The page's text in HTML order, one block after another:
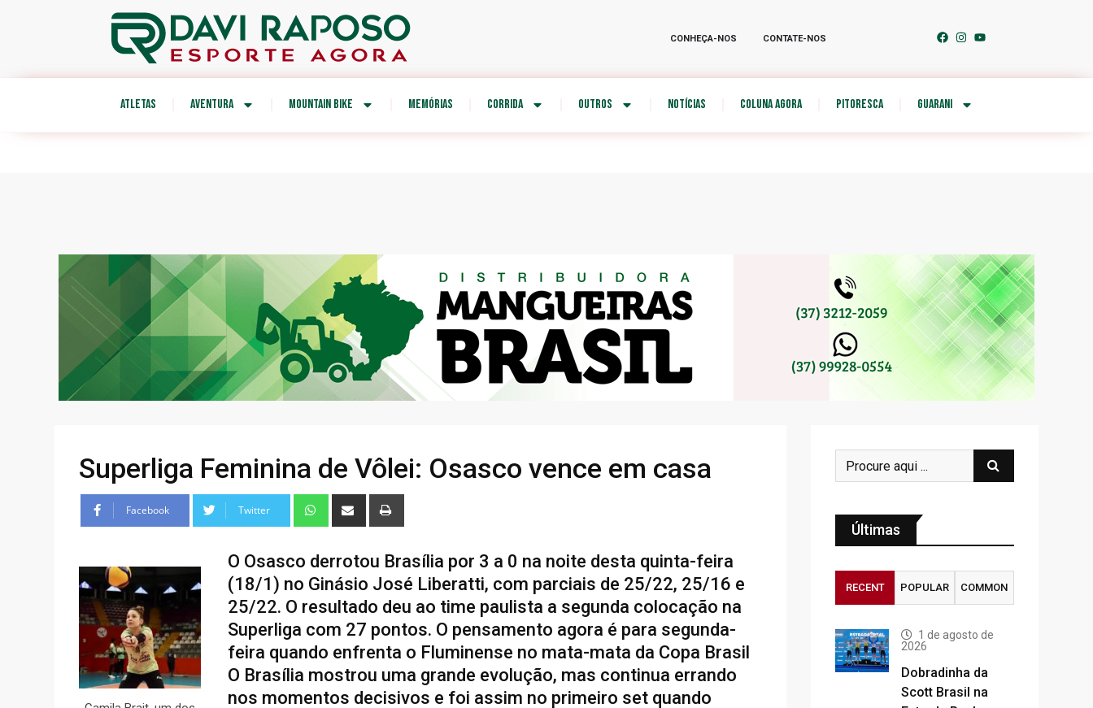
CONHEÇA-NOS CONTATE-NOS
ATLETAS AVENTURA MOUNTAIN BIKE MEMÓRIAS CORRIDA OUTROS NOTÍCIAS COLUNA AGORA PITORESCA GUARANI
Superliga Feminina de Vôlei: Osasco vence em casa
Facebook Twitter
O Osasco derrotou Brasília por 3 a 0 na noite desta quinta-feira
(18/1) no Ginásio José Liberatti, com parciais de 25/22, 25/16 e
25/22. O resultado deu ao time paulista a segunda colocação na
Superliga com 27 pontos. O pensamento agora é para segunda-
feira quando enfrenta o Fluminense no mata-mata da Copa Brasil
O Brasília mostrou uma grande evolução, mas continua errando
nos momentos decisivos e foi assim no primeiro set quando
Últimas
RECENT POPULAR COMMON
1 de agosto de
2026
Dobradinha da
Scott Brasil na